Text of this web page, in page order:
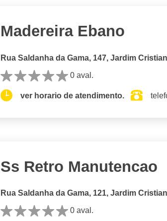
Madereira Ebano
Rua Saldanha da Gama, 147, Jardim
0 aval.
ver horario de atendimento.
Ss Retro Manutencao
Rua Saldanha da Gama, 121, Jardim
0 aval.